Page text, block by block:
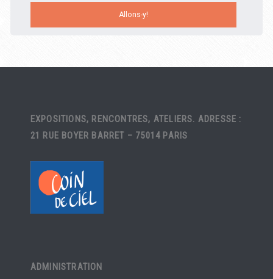
EXPOSITIONS, RENCONTRES, ATELIERS. ADRESSE :
21 RUE BOYER BARRET – 75014 PARIS
ADMINISTRATION